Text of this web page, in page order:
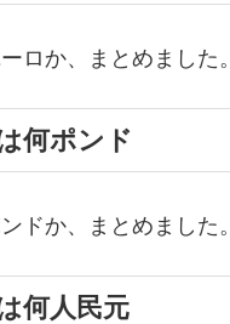
ロか、まとめました。
何ポンド
ドか、まとめました。
何人民元